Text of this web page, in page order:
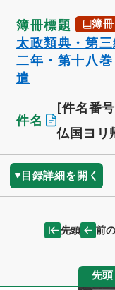
簿冊標題 簿冊
太政類典・第
二年・第十八
遣
件名
[件名番
仏国ヨリ
目録詳細を開く
先頭 前
先頭